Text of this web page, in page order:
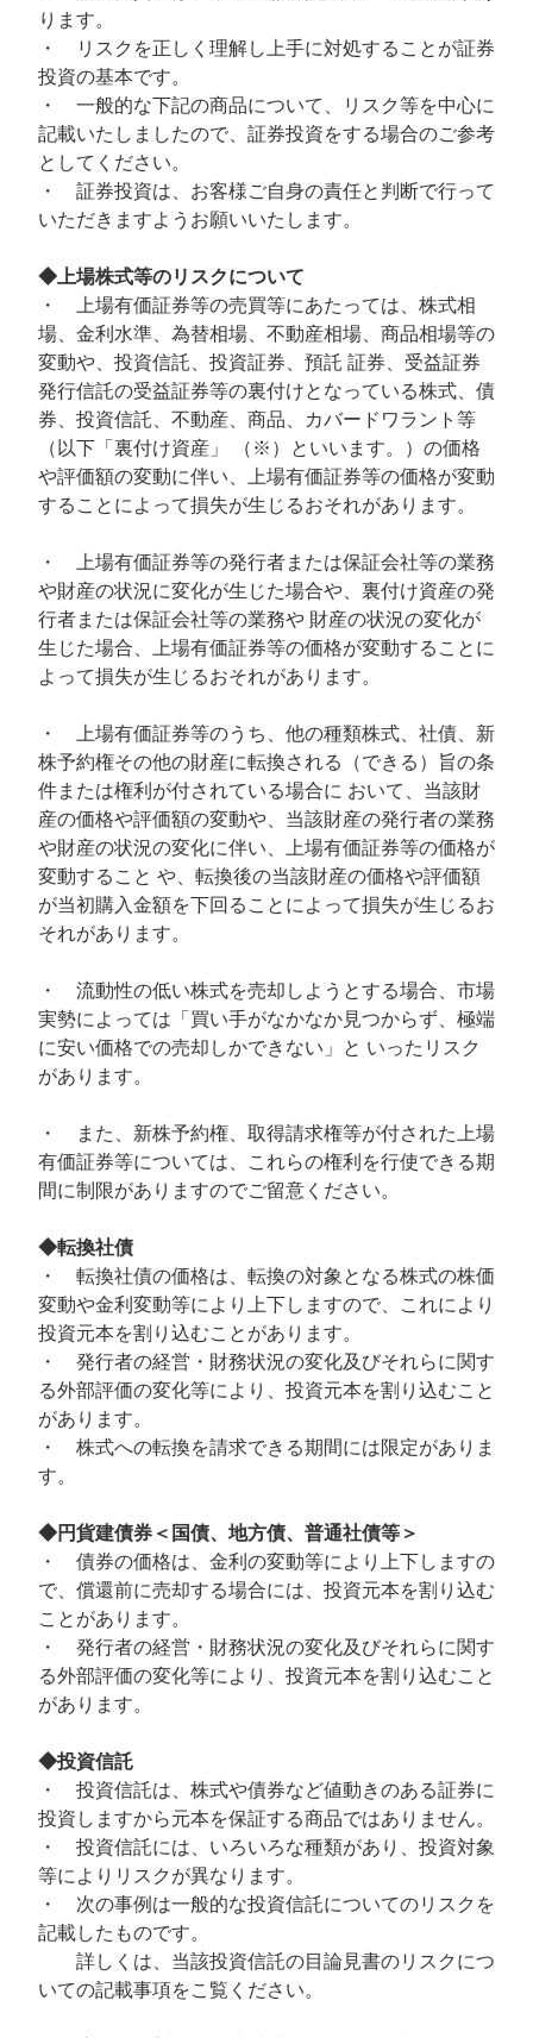
ります。
・ リスクを正しく理解し上手に対処することが証券
投資の基本です。
・ 一般的な下記の商品について、リスク等を中心に
記載いたしましたので、証券投資をする場合のご参考
としてください。
・ 証券投資は、お客様ご自身の責任と判断で行って
いただきますようお願いいたします。
◆上場株式等のリスクについて
・ 上場有価証券等の売買等にあたっては、株式相
場、金利水準、為替相場、不動産相場、商品相場等の
変動や、投資信託、投資証券、預託 証券、受益証券
発行信託の受益証券等の裏付けとなっている株式、債
券、投資信託、不動産、商品、カバードワラント等
（以下「裏付け資産」 （※）といいます。）の価格
や評価額の変動に伴い、上場有価証券等の価格が変動
することによって損失が生じるおそれがあります。
・ 上場有価証券等の発行者または保証会社等の業務
や財産の状況に変化が生じた場合や、裏付け資産の発
行者または保証会社等の業務や 財産の状況の変化が
生じた場合、上場有価証券等の価格が変動することに
よって損失が生じるおそれがあります。
・ 上場有価証券等のうち、他の種類株式、社債、新
株予約権その他の財産に転換される（できる）旨の条
件または権利が付されている場合に おいて、当該財
産の価格や評価額の変動や、当該財産の発行者の業務
や財産の状況の変化に伴い、上場有価証券等の価格が
変動すること や、転換後の当該財産の価格や評価額
が当初購入金額を下回ることによって損失が生じるお
それがあります。
・ 流動性の低い株式を売却しようとする場合、市場
実勢によっては「買い手がなかなか見つからず、極端
に安い価格での売却しかできない」と いったリスク
があります。
・ また、新株予約権、取得請求権等が付された上場
有価証券等については、これらの権利を行使できる期
間に制限がありますのでご留意ください。
◆転換社債
・ 転換社債の価格は、転換の対象となる株式の株価
変動や金利変動等により上下しますので、これにより
投資元本を割り込むことがあります。
・ 発行者の経営・財務状況の変化及びそれらに関す
る外部評価の変化等により、投資元本を割り込むこと
があります。
・ 株式への転換を請求できる期間には限定がありま
す。
◆円貨建債券＜国債、地方債、普通社債等＞
・ 債券の価格は、金利の変動等により上下しますの
で、償還前に売却する場合には、投資元本を割り込む
ことがあります。
・ 発行者の経営・財務状況の変化及びそれらに関す
る外部評価の変化等により、投資元本を割り込むこと
があります。
◆投資信託
・ 投資信託は、株式や債券など値動きのある証券に
投資しますから元本を保証する商品ではありません。
・ 投資信託には、いろいろな種類があり、投資対象
等によりリスクが異なります。
・ 次の事例は一般的な投資信託についてのリスクを
記載したものです。
詳しくは、当該投資信託の目論見書のリスクにつ
いての記載事項をこ覧ください。